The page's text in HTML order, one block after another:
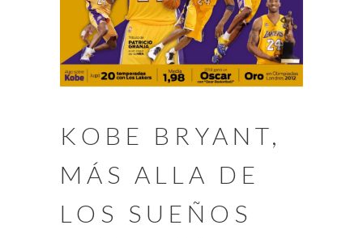
KOBE BRYANT,
MÁS ALLA DE
LOS SUEÑOS